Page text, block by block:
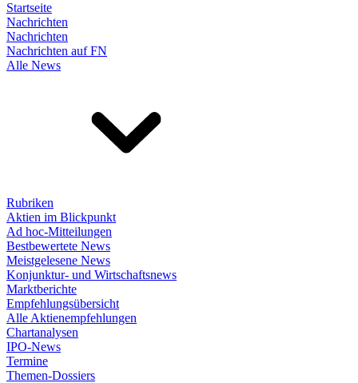
Startseite
Nachrichten
Nachrichten
Nachrichten auf FN
Alle News
Rubriken
Aktien im Blickpunkt
Ad hoc-Mitteilungen
Bestbewertete News
Meistgelesene News
Konjunktur- und Wirtschaftsnews
Marktberichte
Empfehlungsübersicht
Alle Aktienempfehlungen
Chartanalysen
IPO-News
Termine
Themen-Dossiers